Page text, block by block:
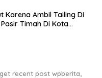
Karena Ambil Tailing Di
Timah Di Kota
recent post wpberita,